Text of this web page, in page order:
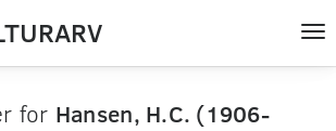
for Hansen, H.C. (1906-